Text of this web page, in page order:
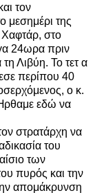
τον
μεσημέρι της
στο
24ωρα πριν
Λιβύη. Το τετ α
περίπου 40
ο κ.
εδώ να
στρατάρχη να
του
των
πυρός και την
απομάκρυνση